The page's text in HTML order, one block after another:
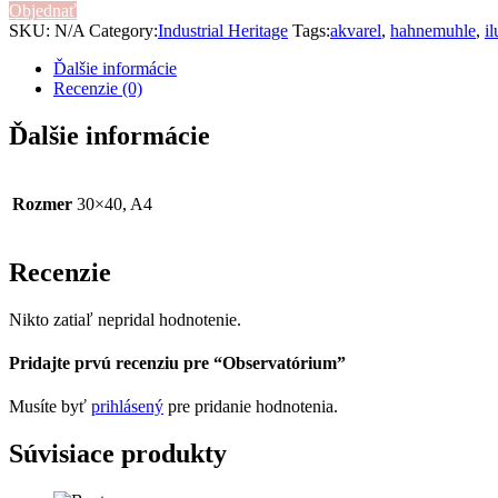
Objednať
SKU: N/A Category:Industrial Heritage Tags:akvarel, hahnemuhle,
Ďalšie informácie
Recenzie (0)
Ďalšie informácie
Rozmer 30×40, A4
Recenzie
Nikto zatiaľ nepridal hodnotenie.
Pridajte prvú recenziu pre “Observatórium”
Musíte byť prihlásený pre pridanie hodnotenia.
Súvisiace produkty